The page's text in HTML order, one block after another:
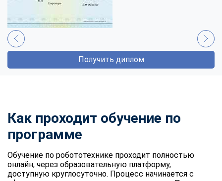
Получить диплом
Как проходит обучение по
программе
Обучение по робототехнике проходит полностью
онлайн, через образовательную платформу,
доступную круглосуточно. Процесс начинается с